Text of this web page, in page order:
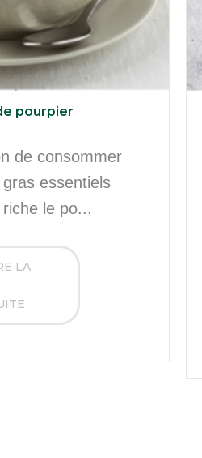
pourpier
de consommer
essentiels
le po...
LA